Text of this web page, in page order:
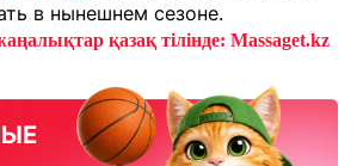
в нынешнем сезоне.
қазақ тілінде: Massaget.kz